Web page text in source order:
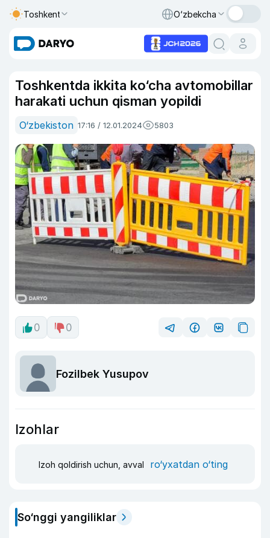
Toshkent O‘zbekcha
Toshkentda ikkita ko‘cha avtomobillar
harakati uchun qisman yopildi
O‘zbekiston 17:16 / 12.01.2024 5803
0 0
Fozilbek Yusupov
Izohlar
Izoh qoldirish uchun, avval ro‘yxatdan o‘ting
So‘nggi yangiliklar